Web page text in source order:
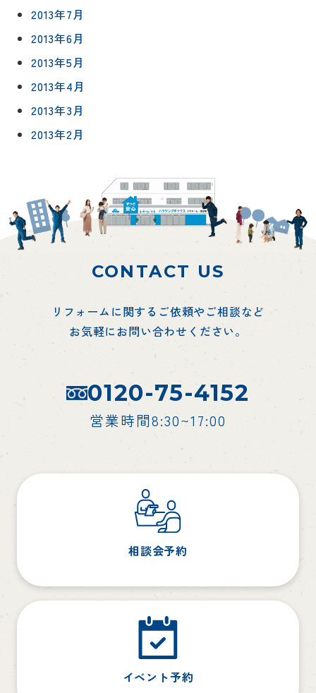
2013年7月
2013年6月
2013年5月
2013年4月
2013年3月
2013年2月
CONTACT US
リフォームに関するご依頼やご相談など
お気軽にお問い合わせください。
0120-75-4152
営業時間8:30~17:00
相談会予約
イベント予約